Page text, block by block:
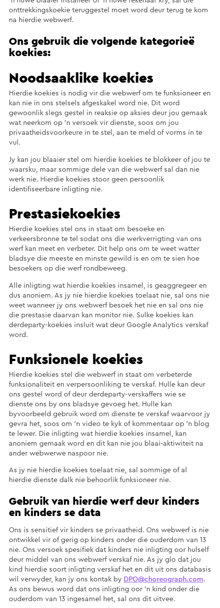
onttrekkingskoekie teruggestel moet word deur terug te kom
na hierdie webwerf.
Ons gebruik die volgende kategorieë
koekies:
Noodsaaklike koekies
Hierdie koekies is nodig vir die webwerf om te funksioneer en
kan nie in ons stelsels afgeskakel word nie. Dit word
gewoonlik slegs gestel in reaksie op aksies deur jou gemaak
wat neerkom op ’n versoek vir dienste, soos om jou
privaatheidsvoorkeure in te stel, aan te meld of vorms in te
vul.
Jy kan jou blaaier stel om hierdie koekies te blokkeer of jou te
waarsku, maar sommige dele van die webwerf sal dan nie
werk nie. Hierdie koekies stoor geen persoonlik
identifiseerbare inligting nie.
Prestasiekoekies
Hierdie koekies stel ons in staat om besoeke en
verkeersbronne te tel sodat ons die werkverrigting van ons
werf kan meet en verbeter. Dit help ons om te weet watter
bladsye die meeste en minste gewild is en om te sien hoe
besoekers op die werf rondbeweeg.
Alle inligting wat hierdie koekies insamel, is geaggregeer en
dus anoniem. As jy nie hierdie koekies toelaat nie, sal ons nie
weet wanneer jy ons webwerf besoek het nie en sal ons nie
die prestasie daarvan kan monitor nie. Sulke koekies kan
derdeparty-koekies insluit wat deur Google Analytics verskaf
word.
Funksionele koekies
Hierdie koekies stel die webwerf in staat om verbeterde
funksionaliteit en verpersoonliking te verskaf. Hulle kan deur
ons gestel word of deur derdeparty-verskaffers wie se
dienste ons by ons bladsye gevoeg het. Hulle kan
byvoorbeeld gebruik word om dienste te verskaf waarvoor jy
gevra het, soos om ’n video te kyk of kommentaar op ’n blog
te lewer. Die inligting wat hierdie koekies insamel, kan
anoniem gemaak word en dit kan nie jou blaai-aktiwiteit na
ander webwerwe naspoor nie.
As jy nie hierdie koekies toelaat nie, sal sommige of al
hierdie dienste dalk nie behoorlik funksioneer nie.
Gebruik van hierdie werf deur kinders
en kinders se data
Ons is sensitief vir kinders se privaatheid. Ons webwerf is nie
ontwikkel vir of gerig op kinders onder die ouderdom van 13
nie. Ons versoek spesifiek dat kinders nie inligting oor hulself
deur middel van ons webwerf verskaf nie. As jy glo dat jou
kind hierdie soort inligting verskaf het en dit uit ons databasis
wil verwyder, kan jy ons kontak by DPO@choreograph.com.
As ons bewus word dat ons inligting oor ’n kind onder die
ouderdom van 13 ingesamel het, sal ons dit uitvee.